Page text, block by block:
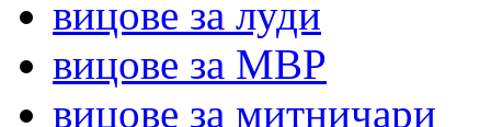
вицове за луди
вицове за МВР
вицове за митничари